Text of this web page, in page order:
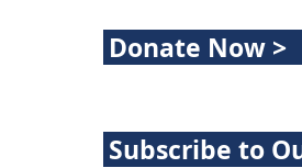
Donate Now >
Subscribe to